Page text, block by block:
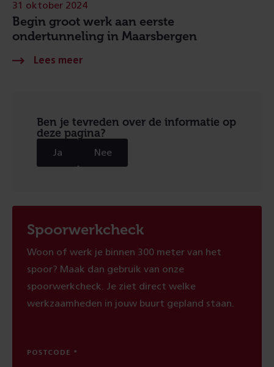
Begin groot werk aan eerste
ondertunneling in Maarsbergen
31 oktober 2024
Ben je tevreden over de informatie op
deze pagina?
Ja Nee
Spoorwerkcheck
Woon of werk je binnen 300 meter van het
spoor? Maak dan gebruik van onze
spoorwerkcheck. Je ziet direct welke
werkzaamheden in jouw buurt gepland staan.
POSTCODE